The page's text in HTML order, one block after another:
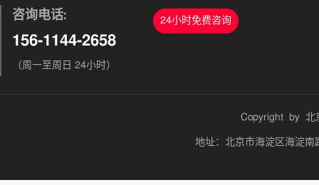
咨询电话:
156-1144-2658
（周一至周日 24小时）
24小时免费咨询
Copyright by 北
地址：北京市海淀区海淀